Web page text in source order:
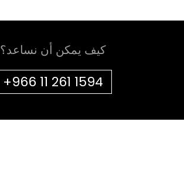
كيف يمكن أن نساعد؟
+966 11 261 1594